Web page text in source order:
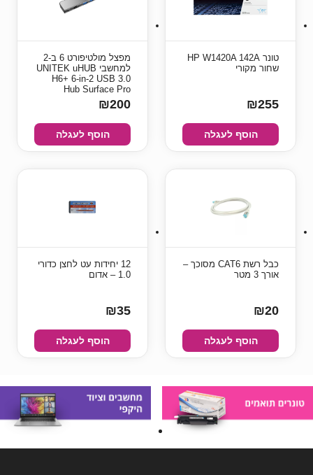
טונר HP W1420A 142A
שחור מקורי
₪255
הוסף לעגלה
מפצל מולטיפורט 6 ב-2
למחשבי UNITEK uHUB
H6+ 6-in-2 USB 3.0
Hub Surface Pro
₪200
הוסף לעגלה
כבל רשת CAT6 מסוכך –
אורך 3 מטר
₪20
הוסף לעגלה
12 יחידות עט לחצן כדורי
1.0 – אדום
₪35
הוסף לעגלה